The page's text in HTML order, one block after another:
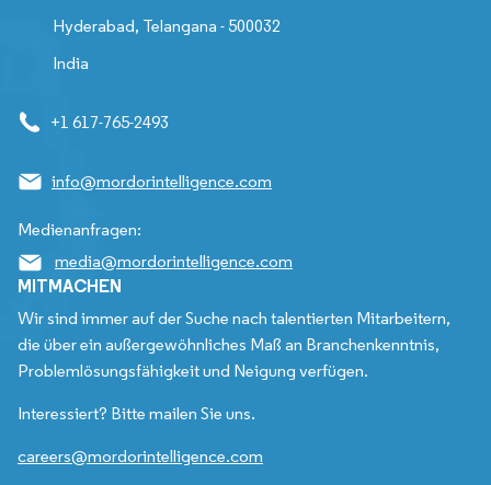
Hyderabad, Telangana - 500032
India
+1 617-765-2493
info@mordorintelligence.com
Medienanfragen:
media@mordorintelligence.com
MITMACHEN
Wir sind immer auf der Suche nach talentierten Mitarbeitern,
die über ein außergewöhnliches Maß an Branchenkenntnis,
Problemlösungsfähigkeit und Neigung verfügen.
Interessiert? Bitte mailen Sie uns.
careers@mordorintelligence.com